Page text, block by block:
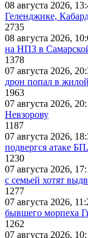
08 августа 2026,
Геленджике,
2735
08 августа 2026,
на НПЗ в
1378
07 августа 2026,
дрон попал в
1963
07 августа 2026,
Невзорову
1187
07 августа 2026,
подвергся атаке
1230
07 августа 2026,
с семьей хотят
1277
07 августа 2026,
бывшего морпеха
1262
07 августа 2026,